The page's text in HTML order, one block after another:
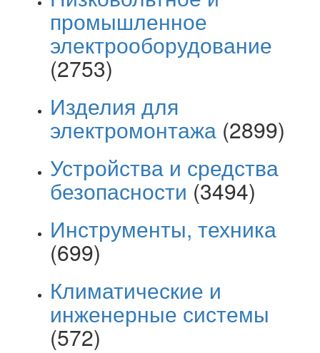
промышленное
электрооборудование
(2753)
Изделия для
электромонтажа (2899)
Устройства и средства
безопасности (3494)
Инструменты, техника
(699)
Климатические и
инженерные системы
(572)